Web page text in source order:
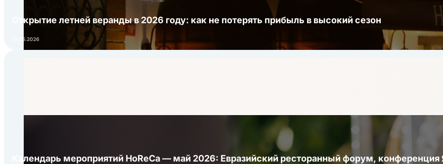
Открытие летней веранды в 2026 году: как не потерять прибыль в высокий сезон
01.05.2026
Календарь мероприятий HoReCa — май 2026: Евразийский ресторанный форум,